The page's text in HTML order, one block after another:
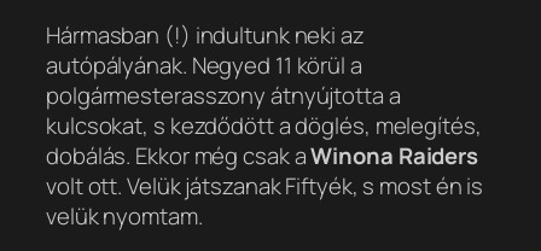
Hármasban (!) indultunk neki az
autópályának. Negyed 11 körül a
polgármesterasszony átnyújtotta a
kulcsokat, s kezdődött a döglés, melegítés,
dobálás. Ekkor még csak aWinona Raiders
volt ott. Velük játszanak Fiftyék, s most én is
velük nyomtam.